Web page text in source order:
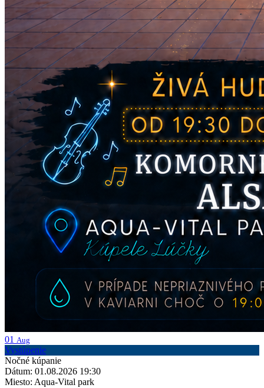
01 Aug
Vystúpenie
Nočné kúpanie
Dátum: 01.08.2026 19:30
Miesto: Aqua-Vital park